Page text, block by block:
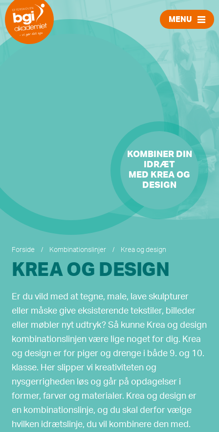
MENU
LUK
KOMBINER DIN
IDRÆT
MED KREA OG
DESIGN
Forside / Kombinationslinjer / Krea og design
KREA OG DESIGN
Er du vild med at tegne, male, lave skulpturer
eller måske give eksisterende tekstiler, billeder
eller møbler nyt udtryk? Så kunne Krea og design
kombinationslinjen være lige noget for dig. Krea
og design er for piger og drenge i både 9. og 10.
klasse. Her slipper vi kreativiteten og
nysgerrigheden løs og går på opdagelser i
former, farver og materialer. Krea og design er
en kombinationslinje, og du skal derfor vælge
hvilken idrætslinje, du vil kombinere den med.